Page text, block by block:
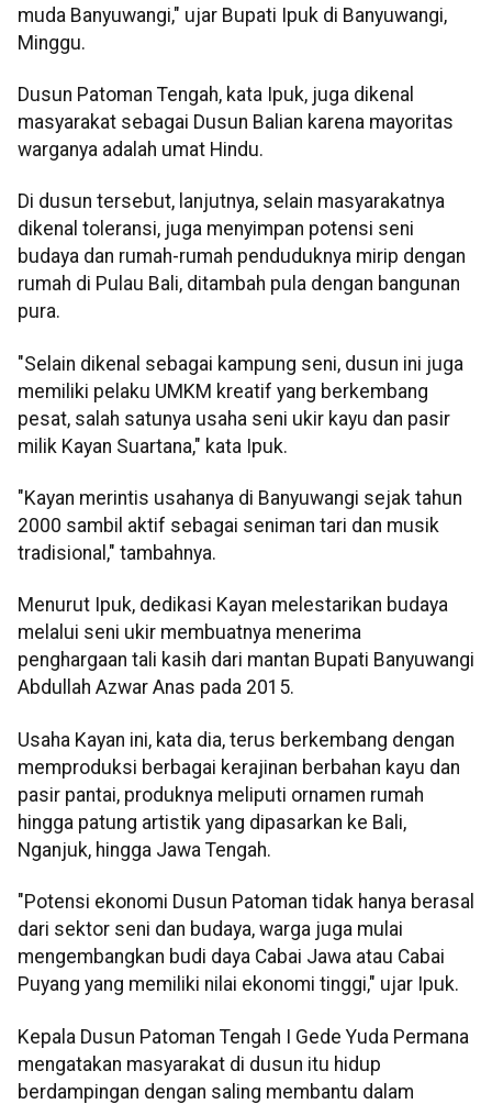
muda Banyuwangi," ujar Bupati Ipuk di Banyuwangi,
Minggu.
Dusun Patoman Tengah, kata Ipuk, juga dikenal
masyarakat sebagai Dusun Balian karena mayoritas
warganya adalah umat Hindu.
Di dusun tersebut, lanjutnya, selain masyarakatnya
dikenal toleransi, juga menyimpan potensi seni
budaya dan rumah-rumah penduduknya mirip dengan
rumah di Pulau Bali, ditambah pula dengan bangunan
pura.
"Selain dikenal sebagai kampung seni, dusun ini juga
memiliki pelaku UMKM kreatif yang berkembang
pesat, salah satunya usaha seni ukir kayu dan pasir
milik Kayan Suartana," kata Ipuk.
"Kayan merintis usahanya di Banyuwangi sejak tahun
2000 sambil aktif sebagai seniman tari dan musik
tradisional," tambahnya.
Menurut Ipuk, dedikasi Kayan melestarikan budaya
melalui seni ukir membuatnya menerima
penghargaan tali kasih dari mantan Bupati Banyuwangi
Abdullah Azwar Anas pada 2015.
Usaha Kayan ini, kata dia, terus berkembang dengan
memproduksi berbagai kerajinan berbahan kayu dan
pasir pantai, produknya meliputi ornamen rumah
hingga patung artistik yang dipasarkan ke Bali,
Nganjuk, hingga Jawa Tengah.
"Potensi ekonomi Dusun Patoman tidak hanya berasal
dari sektor seni dan budaya, warga juga mulai
mengembangkan budi daya Cabai Jawa atau Cabai
Puyang yang memiliki nilai ekonomi tinggi," ujar Ipuk.
Kepala Dusun Patoman Tengah I Gede Yuda Permana
mengatakan masyarakat di dusun itu hidup
berdampingan dengan saling membantu dalam